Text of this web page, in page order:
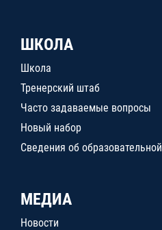
ШКОЛА
Школа
Тренерский штаб
Часто задаваемые вопросы
Новый набор
Сведения об
МЕДИА
Новости